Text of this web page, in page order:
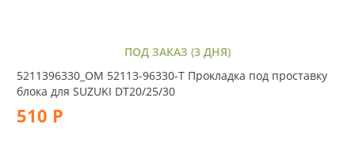
ПОД ЗАКАЗ (3 ДНЯ)
5211396330_OM 52113-96330-T Прокладка под проставку
блока для SUZUKI DT20/25/30
510 Р